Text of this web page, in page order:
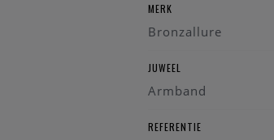
MERK
Bronzallure
JUWEEL
Armband
REFERENTIE